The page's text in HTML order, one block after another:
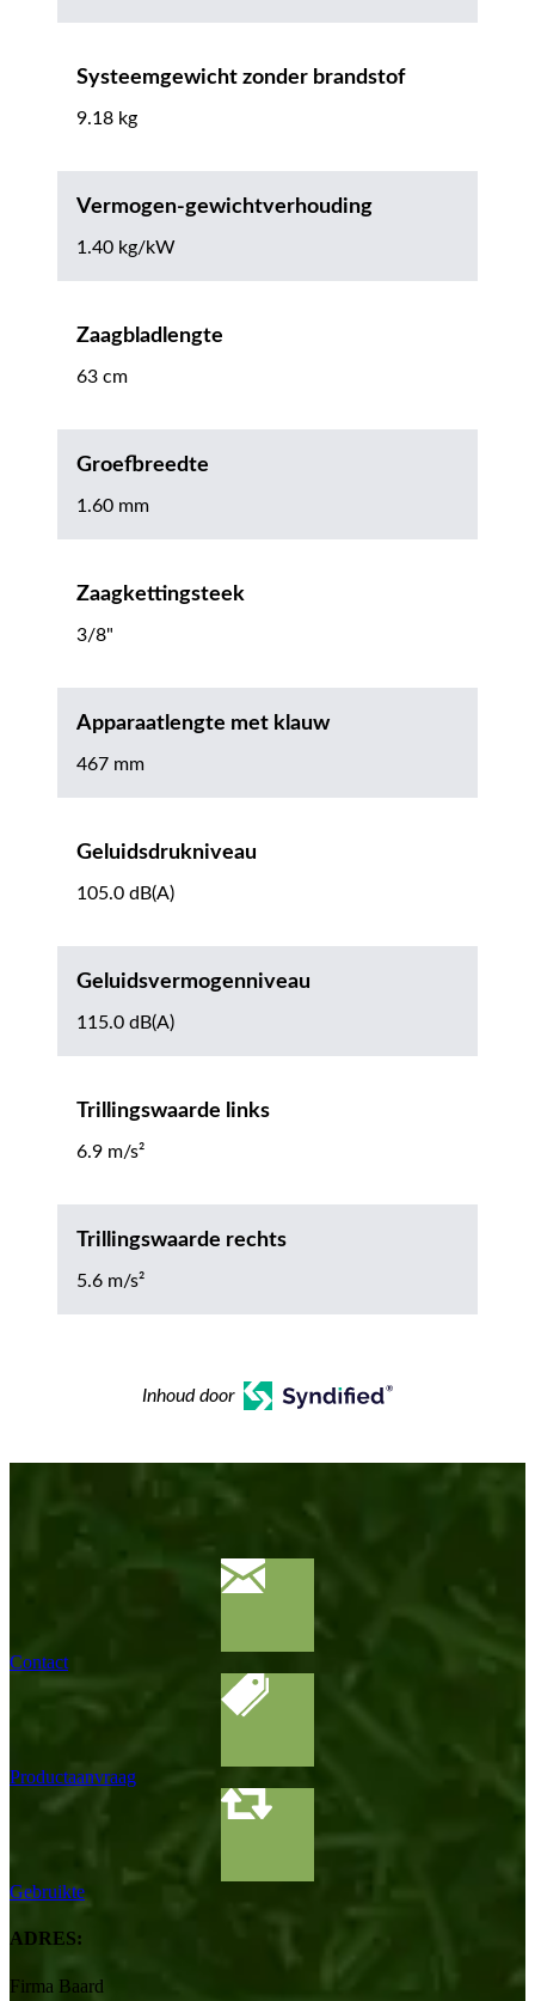
Systeemgewicht zonder brandstof
9.18 kg
Vermogen-gewichtverhouding
1.40 kg/kW
Zaagbladlengte
63 cm
Groefbreedte
1.60 mm
Zaagkettingsteek
3/8"
Apparaatlengte met klauw
467 mm
Geluidsdrukniveau
105.0 dB(A)
Geluidsvermogenniveau
115.0 dB(A)
Trillingswaarde links
6.9 m/s²
Trillingswaarde rechts
5.6 m/s²
Inhoud door
Contact
Productaanvraag
Gebruikte
ADRES:
Firma Baard